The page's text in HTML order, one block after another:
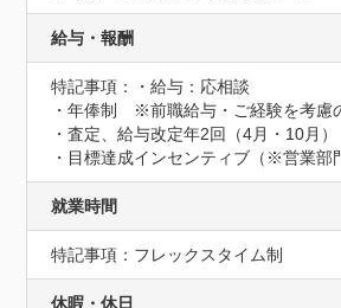
給与・報酬
特記事項：・給与：応相談
・年俸制　※前職給与・ご経験を考慮
・査定、給与改定年2回（4月・10月）
・目標達成インセンティブ（※営業部
就業時間
特記事項：フレックスタイム制
休暇・休日